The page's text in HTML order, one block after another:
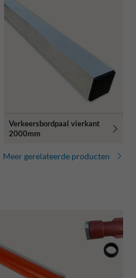
Verkeersbordpaal vierkant
2000mm
Meer gerelateerde producten